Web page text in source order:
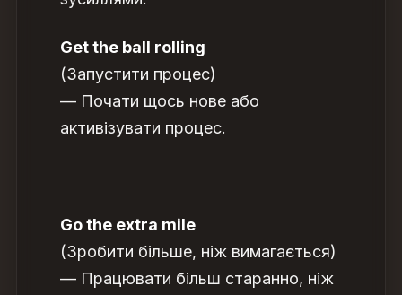
Get the ball rolling
(Запустити процес)
— Почати щось нове або
активізувати процес.
Go the extra mile
(Зробити більше, ніж вимагається)
— Працювати більш старанно, ніж